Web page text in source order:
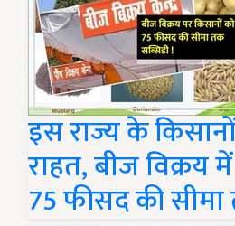
इस राज्य के
राहत, बीज विक्रय
75 फीसद की